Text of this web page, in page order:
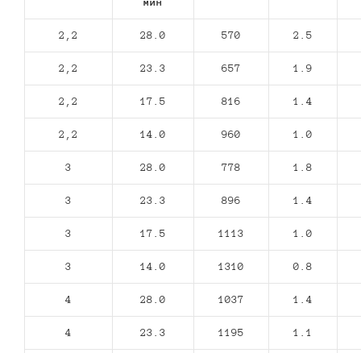
2,2 28.0 570 2.5
2,2 23.3 657 1.9
2,2 17.5 816 1.4
2,2 14.0 960 1.0
3 28.0 778 1.8
3 23.3 896 1.4
3 17.5 1113 1.0
3 14.0 1310 0.8
4 28.0 1037 1.4
4 23.3 1195 1.1